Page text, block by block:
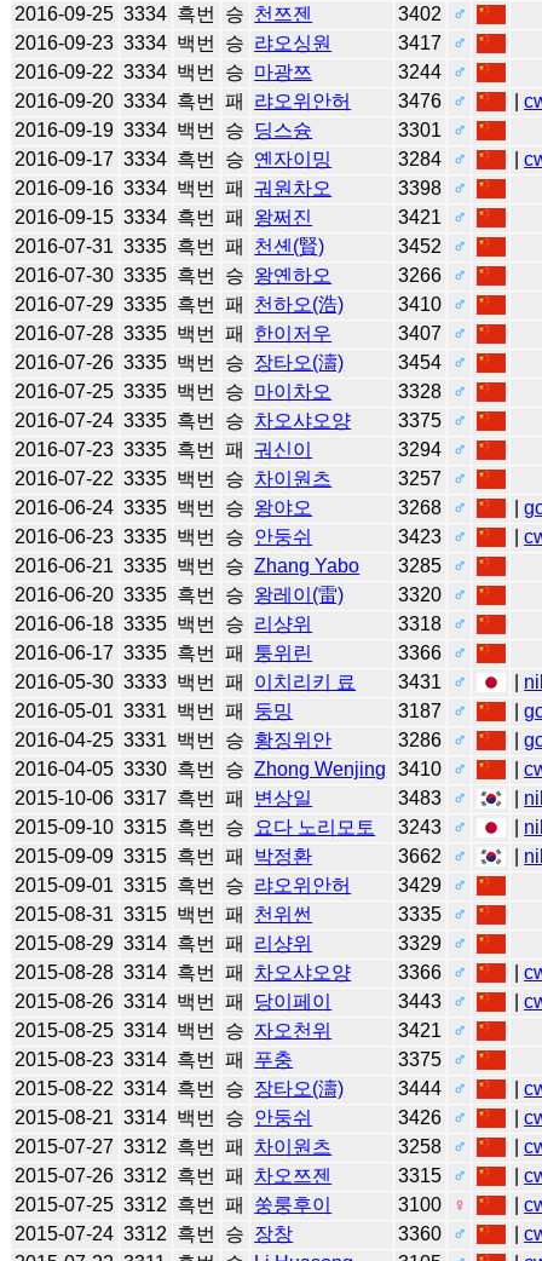
2016-09-25 3334 흑번 승 천쯔젠 3402
♂
2016-09-23 3334 백번 승 랴오싱원 3417
♂
2016-09-22 3334 백번 승 마광쯔 3244
♂
2016-09-20 3334 흑번 패 랴오위안허 3476 ♂ |
2016-09-19 3334 백번 승 딩스슝 3301
♂
2016-09-17 3334 흑번 승 옌자이밍 3284 ♂ |
2016-09-16 3334 백번 패 궈원차오 3398
♂
2016-09-15 3334 흑번 패 왕쩌진 3421
♂
2016-07-31 3335 흑번 패 천셴(賢) 3452
♂
2016-07-30 3335 흑번 승 왕옌하오 3266
♂
2016-07-29 3335 흑번 패 천하오(浩) 3410
♂
2016-07-28 3335 백번 패 한이저우 3407
♂
2016-07-26 3335 백번 승 장타오(濤) 3454
♂
2016-07-25 3335 백번 승 마이차오 3328
♂
2016-07-24 3335 흑번 승 차오샤오양 3375
♂
2016-07-23 3335 흑번 패 궈신이 3294
♂
2016-07-22 3335 백번 승 차이원츠 3257
♂
2016-06-24 3335 백번 승 왕야오 3268 ♂ |
2016-06-23 3335 백번 승 안둥쉬 3423 ♂ |
2016-06-21 3335 백번 승 Zhang Yabo 3285
♂
2016-06-20 3335 흑번 승 왕레이(雷) 3320
♂
2016-06-18 3335 백번 승 리샹위 3318
♂
2016-06-17 3335 흑번 패 퉁위린 3366
♂
2016-05-30 3333 백번 패 이치리키 료 3431 ♂
2016-05-01 3331 백번 패 둥밍 3187 ♂ |
2016-04-25 3331 백번 승 황징위안 3286 ♂ |
2016-04-05 3330 흑번 승 Zhong Wenjing 3410 ♂ |
2015-10-06 3317 흑번 패 변상일 3483 ♂
2015-09-10 3315 흑번 승 요다 노리모토 3243 ♂
2015-09-09 3315 흑번 패 박정환 3662 ♂
2015-09-01 3315 흑번 승 랴오위안허 3429
♂
2015-08-31 3315 백번 패 천위썬 3335
♂
2015-08-29 3314 흑번 패 리샹위 3329
♂
2015-08-28 3314 흑번 패 차오샤오양 3366 ♂ |
2015-08-26 3314 백번 패 당이페이 3443 ♂ |
2015-08-25 3314 백번 승 자오천위 3421
♂
2015-08-23 3314 흑번 패 푸충 3375
♂
2015-08-22 3314 흑번 승 장타오(濤) 3444 ♂ |
2015-08-21 3314 백번 승 안둥쉬 3426 ♂ |
2015-07-27 3312 흑번 패 차이원츠 3258 ♂ |
2015-07-26 3312 흑번 패 차오쯔젠 3315 ♂ |
2015-07-25 3312 흑번 패 쑹룽후이 3100 ♀ |
2015-07-24 3312 흑번 승 장창 3360 ♂ |